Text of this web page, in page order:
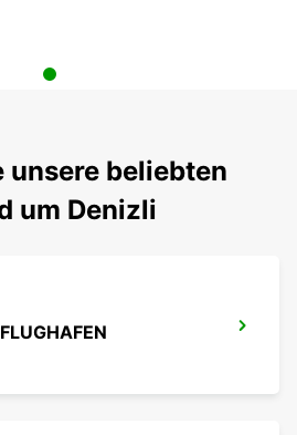
unsere beliebten
um Denizli